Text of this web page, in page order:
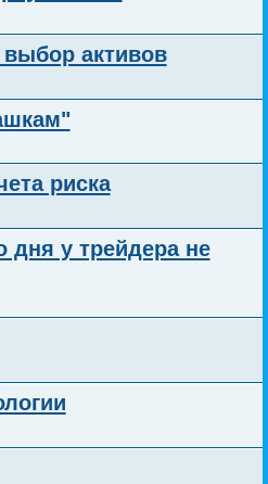
активов
риска
дня у трейдера не